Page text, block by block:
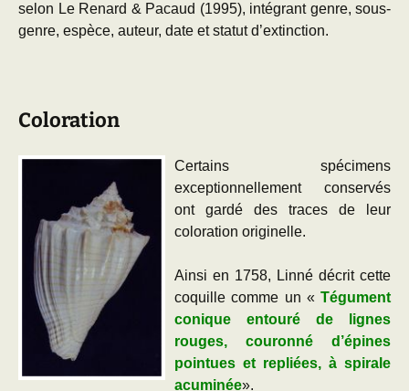
selon Le Renard & Pacaud (1995), intégrant genre, sous-
genre, espèce, auteur, date et statut d’extinction.
Coloration
Certains spécimens
exceptionnellement conservés
ont gardé des traces de leur
coloration originelle.
Ainsi en 1758, Linné décrit cette
coquille comme un « Tégument
conique entouré de lignes
rouges, couronné d’épines
pointues et repliées, à spirale
acuminée».